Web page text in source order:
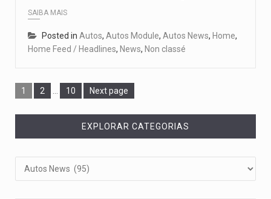
SAIBA MAIS
Posted in Autos, Autos Module, Autos News, Home,
Home Feed / Headlines, News, Non classé
1 2 … 10 Next page
EXPLORAR CATEGORIAS